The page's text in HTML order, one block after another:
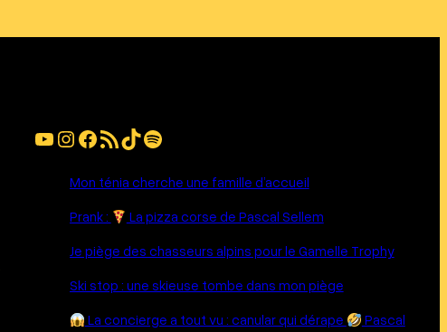
YouTube Instagram Facebook Flux RSS TikTok Spotify
Mon ténia cherche une famille d’accueil
Prank : La pizza corse de Pascal Sellem
Je piège des chasseurs alpins pour le Gamelle Trophy
Ski stop : une skieuse tombe dans mon piège
La concierge a tout vu : canular qui dérape
Pascal